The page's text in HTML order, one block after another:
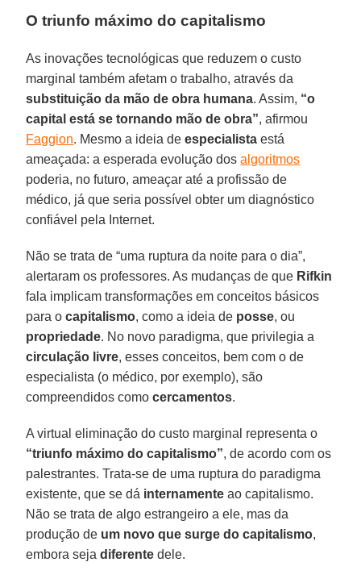
O triunfo máximo do capitalismo
As inovações tecnológicas que reduzem o custo
marginal também afetam o trabalho, através da
substituição da mão de obra humana. Assim, “o
capital está se tornando mão de obra”, afirmou
Faggion. Mesmo a ideia deespecialista está
ameaçada: a esperada evolução dosalgoritmos
poderia, no futuro, ameaçar até a profissão de
médico, já que seria possível obter um diagnóstico
confiável pela Internet.
Não se trata de “uma ruptura da noite para o dia”,
alertaram os professores. As mudanças de que Rifkin
fala implicam transformações em conceitos básicos
para ocapitalismo, como a ideia de posse, ou
propriedade. No novo paradigma, que privilegia a
circulação livre, esses conceitos, bem com o de
especialista (o médico, por exemplo), são
compreendidos comocercamentos.
A virtual eliminação do custo marginal representa o
“triunfo máximo do capitalismo”, de acordo com os
palestrantes. Trata-se de uma ruptura do paradigma
existente, que se dá internamente ao capitalismo.
Não se trata de algo estrangeiro a ele, mas da
produção de um novo que surge do capitalismo,
embora sejadiferente dele.